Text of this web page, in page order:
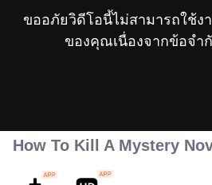
ขออภัยวิดีโอนี้ไม่สามารถใช้ง
ของคุณเนื่องจากข้อจำ
How To Kill A Mystery